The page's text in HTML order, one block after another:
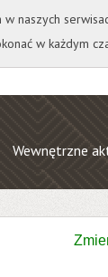
Wirtualna
Wewnętrzne
naszych
w każdym